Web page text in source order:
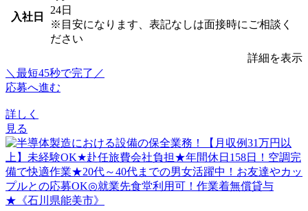
入社日
24日
※目安になります、表記なしは面接時にご相談く
ださい
詳細を表示
＼最短45秒で完了／
応募へ進む
詳しく
見る